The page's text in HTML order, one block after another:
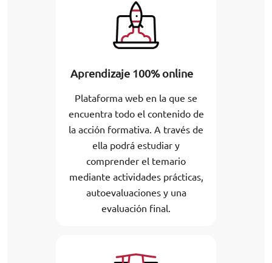
Aprendizaje 100% online
Plataforma web en la que se
encuentra todo el contenido de
la acción formativa. A través de
ella podrá estudiar y
comprender el temario
mediante actividades prácticas,
autoevaluaciones y una
evaluación final.